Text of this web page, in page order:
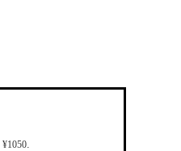
¥1050.